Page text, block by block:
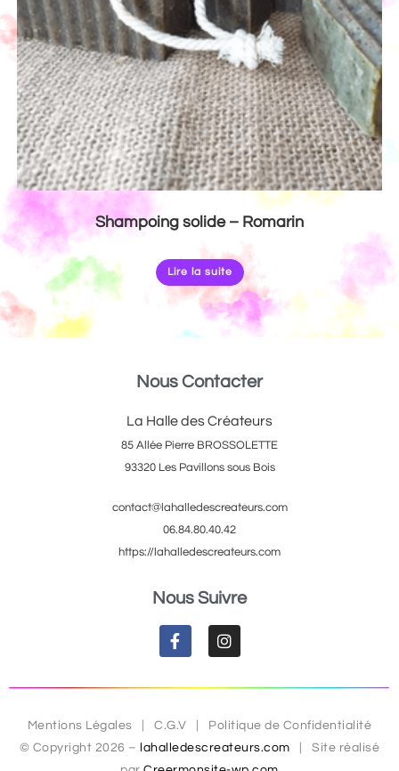
Shampoing solide – Romarin
Lire la suite
Nous Contacter
La Halle des Créateurs
85 Allée Pierre BROSSOLETTE
93320 Les Pavillons sous Bois
contact@lahalledescreateurs.com
06.84.80.40.42
https://lahalledescreateurs.com
Nous Suivre
Mentions Légales |C.G.V
Politique de Confidentialité
© Copyright 2026 – lahalledescreateurs.com
| Site réalisé